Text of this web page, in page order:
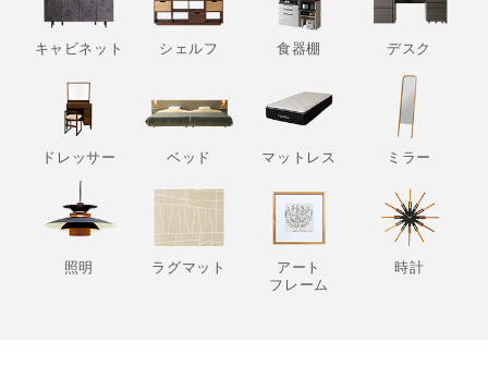
キャビネット シェルフ 食器棚 デスク
ドレッサー ベッド マットレス ミラー
照明 ラグマット
アート
フレーム
時計